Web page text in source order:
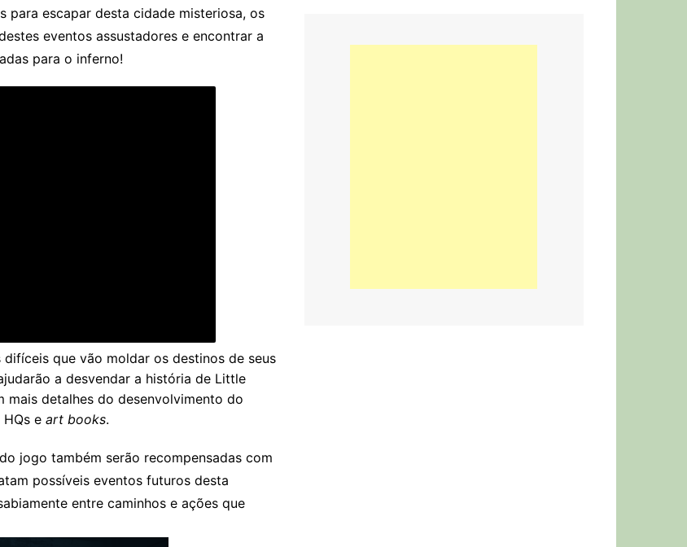
para escapar desta cidade misteriosa, os
eventos assustadores e encontrar a
para o inferno!
que vão moldar os destinos de seus
a desvendar a história de Little
mais detalhes do desenvolvimento do
e art books.
jogo também serão recompensadas com
possíveis eventos futuros desta
entre caminhos e ações que